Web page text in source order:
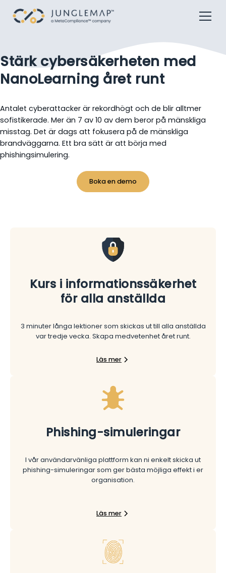
Stärk cybersäkerheten med
NanoLearning året runt
Antalet cyberattacker är rekordhögt och de blir alltmer
sofistikerade. Mer än 7 av 10 av dem beror på mänskliga
misstag. Det är dags att fokusera på de mänskliga
brandväggarna. Ett bra sätt är att börja med
phishingsimulering.
Boka en demo
Kurs i informationssäkerhet
för alla anställda
3 minuter långa lektioner som skickas ut till alla anställda
var tredje vecka. Skapa medvetenhet året runt.
Läs mer
Phishing-simuleringar
I vår användarvänliga plattform kan ni enkelt skicka ut
phishing-simuleringar som ger bästa möjliga effekt i er
organisation.
Läs mer